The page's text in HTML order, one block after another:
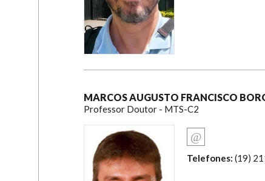
MARCOS AUGUSTO FRANCISCO
Professor Doutor - MTS-C2
Telefones: (19)